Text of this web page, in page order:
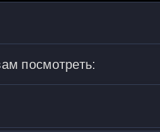
посмотреть: